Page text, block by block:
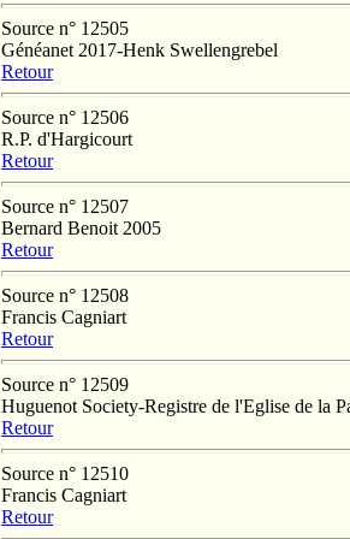
Source n° 12505
Généanet 2017-Henk Swellengrebel
Retour
Source n° 12506
R.P. d'Hargicourt
Retour
Source n° 12507
Bernard Benoit 2005
Retour
Source n° 12508
Francis Cagniart
Retour
Source n° 12509
Huguenot Society-Registre de l'Eglise de la
Retour
Source n° 12510
Francis Cagniart
Retour